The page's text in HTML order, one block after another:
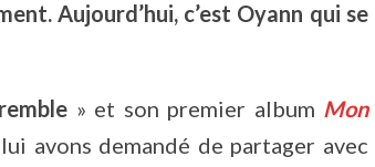
Aujourd’hui, c’est Oyann qui se
» et son premier album Mon
avons demandé de partager avec